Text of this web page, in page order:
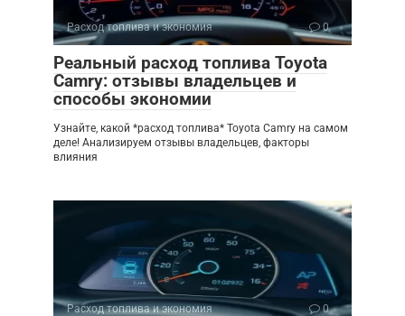
Расход топлива и экономия 0
Реальный расход топлива Toyota
Camry: отзывы владельцев и
способы экономии
Узнайте, какой *расход топлива* Toyota Camry на самом
деле! Анализируем отзывы владельцев, факторы
влияния
Расход топлива и экономия 0